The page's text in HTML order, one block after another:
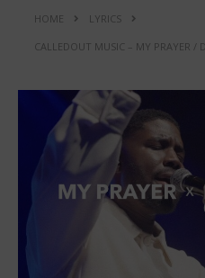
HOME LYRICS
CALLEDOUT MUSIC – MY PRAYER /